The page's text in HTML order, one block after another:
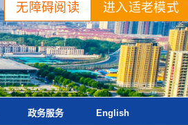
进入适老模式
无障碍阅读
政务服务 English